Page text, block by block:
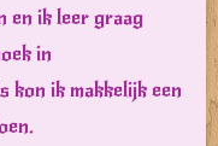
en ik leer graag
in
kon ik makkelijk een